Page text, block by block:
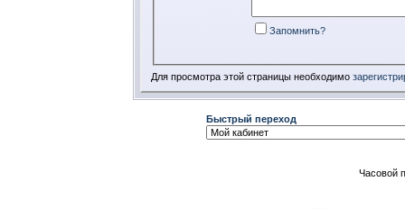
Запомнить?
Для просмотра этой страницы необходимо
Быстрый переход
Часовой